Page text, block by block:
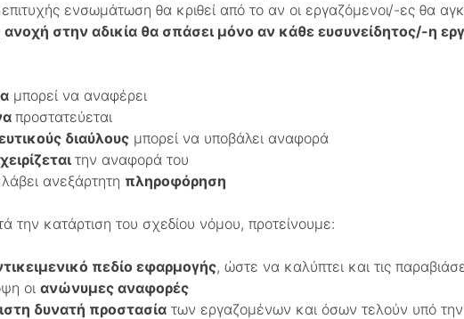
ενσωμάτωση θα κριθεί από το αν οι εργαζόμενοι/-ες θα
στην αδικία θα σπάσει μόνο αν κάθε ευσυνείδητος/-η
μπορεί να αναφέρει
προστατεύεται
διαύλουςμπορεί να υποβάλει αναφορά
την αναφορά του
ανεξάρτητη πληροφόρηση
την κατάρτιση του σχεδίου νόμου, προτείνουμε:
πεδίο εφαρμογής, ώστε να καλύπτει και τις
οι ανώνυμες αναφορές
δυνατή προστασίατων εργαζομένων και όσων τελούν υπό